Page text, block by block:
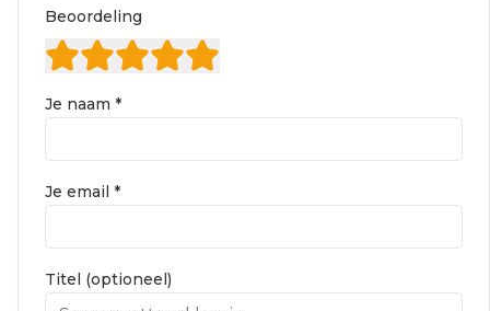
Beoordeling
Je naam *
Je email *
Titel (optioneel)